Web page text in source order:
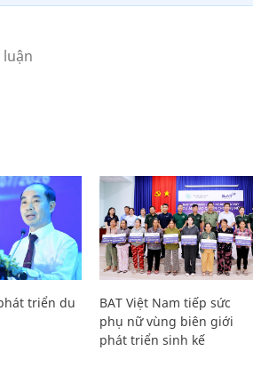
triển du
BAT Việt Nam tiếp sức
phụ nữ vùng biên giới
phát triển sinh kế